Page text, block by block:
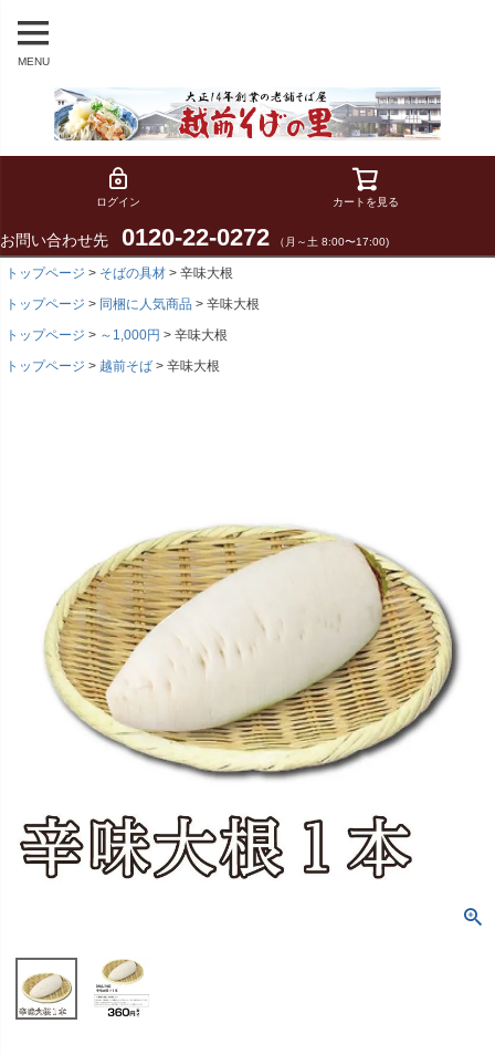
MENU
ログイン カートを見る
お問い合わせ先 0120-22-0272 （月～土 8:00〜17:00)
トップページ そばの具材
辛味大根
トップページ
同梱に人気商品
辛味大根
トップページ
～1,000円
辛味大根
トップページ
越前そば 辛味大根